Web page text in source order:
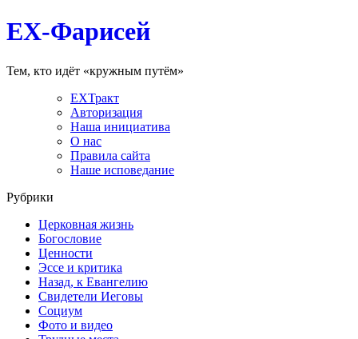
EX-Фарисей
Тем, кто идёт «кружным путём»
EXТракт
Авторизация
Наша инициатива
О нас
Правила сайта
Наше исповедание
Рубрики
Церковная жизнь
Богословие
Ценности
Эссе и критика
Назад, к Евангелию
Свидетели Иеговы
Социум
Фото и видео